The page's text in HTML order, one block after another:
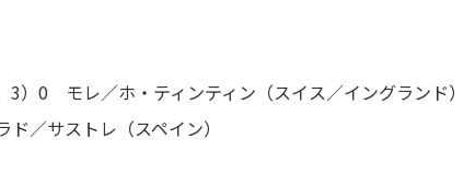
）0 モレ／ホ・ティンティン（スイス／イングランド）
／サストレ（スペイン）